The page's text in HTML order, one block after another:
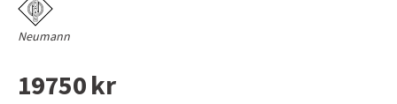
Neumann
19750 kr